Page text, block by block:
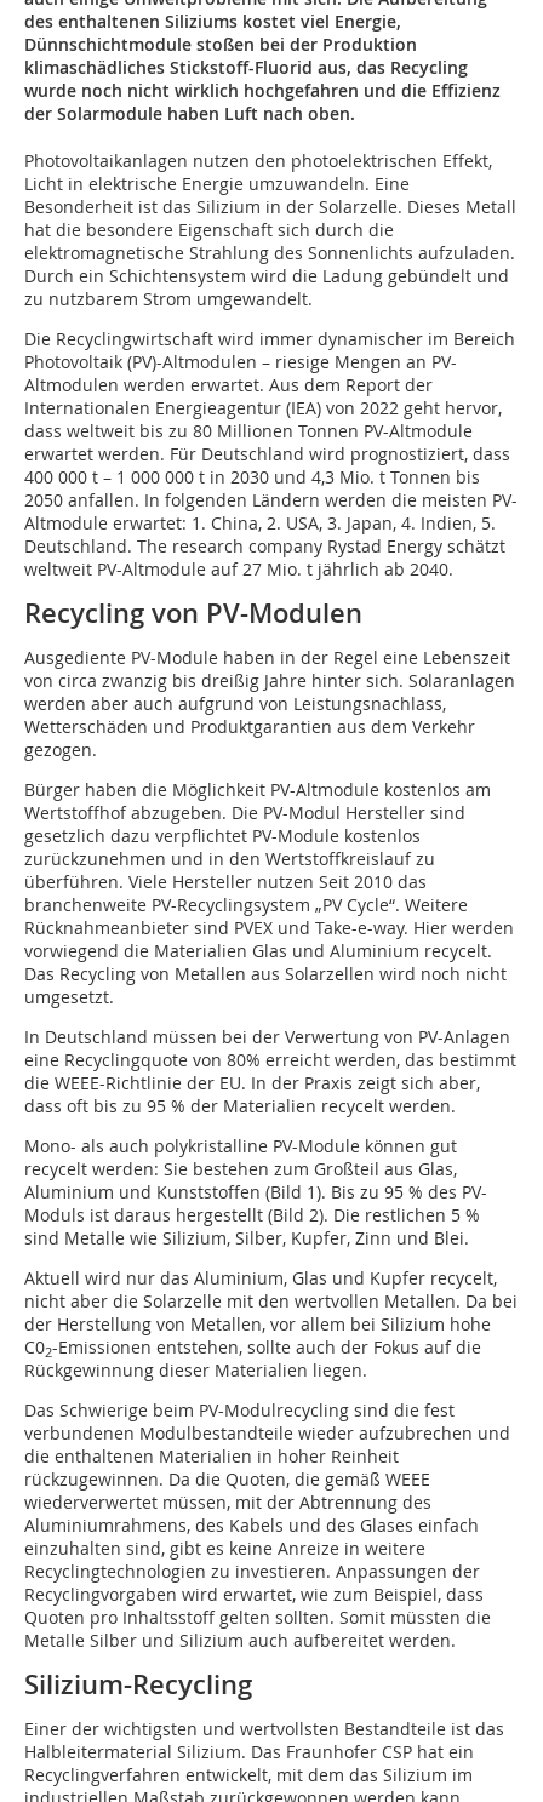
des enthaltenen Siliziums kostet viel Energie,
Dünnschichtmodule stoßen bei der Produktion
klimaschädliches Stickstoff-Fluorid aus, das Recycling
wurde noch nicht wirklich hochgefahren und die Effizienz
der Solarmodule haben Luft nach oben.
Photovoltaikanlagen nutzen den photoelektrischen Effekt,
Licht in elektrische Energie umzuwandeln. Eine
Besonderheit ist das Silizium in der Solarzelle. Dieses Metall
hat die besondere Eigenschaft sich durch die
elektromagnetische Strahlung des Sonnenlichts aufzuladen.
Durch ein Schichtensystem wird die Ladung gebündelt und
zu nutzbarem Strom umgewandelt.
Die Recyclingwirtschaft wird immer dynamischer im Bereich
Photovoltaik (PV)-Altmodulen – riesige Mengen an PV-
Altmodulen werden erwartet. Aus dem Report der
Internationalen Energieagentur (IEA) von 2022 geht hervor,
dass weltweit bis zu 80 Millionen Tonnen PV-Altmodule
erwartet werden. Für Deutschland wird prognostiziert, dass
400 000 t – 1 000 000 t in 2030 und 4,3 Mio. t Tonnen bis
2050 anfallen. In folgenden Ländern werden die meisten PV-
Altmodule erwartet: 1. China, 2. USA, 3. Japan, 4. Indien, 5.
Deutschland. The research company Rystad Energy schätzt
weltweit PV-Altmodule auf 27 Mio. t jährlich ab 2040.
Recycling von PV-Modulen
Ausgediente PV-Module haben in der Regel eine Lebenszeit
von circa zwanzig bis dreißig Jahre hinter sich. Solaranlagen
werden aber auch aufgrund von Leistungsnachlass,
Wetterschäden und Produktgarantien aus dem Verkehr
gezogen.
Bürger haben die Möglichkeit PV-Altmodule kostenlos am
Wertstoffhof abzugeben. Die PV-Modul Hersteller sind
gesetzlich dazu verpflichtet PV-Module kostenlos
zurückzunehmen und in den Wertstoffkreislauf zu
überführen. Viele Hersteller nutzen Seit 2010 das
branchenweite PV-Recyclingsystem „PV Cycle“. Weitere
Rücknahmeanbieter sind PVEX und Take-e-way. Hier werden
vorwiegend die Materialien Glas und Aluminium recycelt.
Das Recycling von Metallen aus Solarzellen wird noch nicht
umgesetzt.
In Deutschland müssen bei der Verwertung von PV-Anlagen
eine Recyclingquote von 80% erreicht werden, das bestimmt
die WEEE-Richtlinie der EU. In der Praxis zeigt sich aber,
dass oft bis zu 95 % der Materialien recycelt werden.
Mono- als auch polykristalline PV-Module können gut
recycelt werden: Sie bestehen zum Großteil aus Glas,
Aluminium und Kunststoffen (Bild 1). Bis zu 95 % des PV-
Moduls ist daraus hergestellt (Bild 2). Die restlichen 5 %
sind Metalle wie Silizium, Silber, Kupfer, Zinn und Blei.
Aktuell wird nur das Aluminium, Glas und Kupfer recycelt,
nicht aber die Solarzelle mit den wertvollen Metallen. Da bei
der Herstellung von Metallen, vor allem bei Silizium hohe
C02-Emissionen entstehen, sollte auch der Fokus auf die
Rückgewinnung dieser Materialien liegen.
Das Schwierige beim PV-Modulrecycling sind die fest
verbundenen Modulbestandteile wieder aufzubrechen und
die enthaltenen Materialien in hoher Reinheit
rückzugewinnen. Da die Quoten, die gemäß WEEE
wiederverwertet müssen, mit der Abtrennung des
Aluminiumrahmens, des Kabels und des Glases einfach
einzuhalten sind, gibt es keine Anreize in weitere
Recyclingtechnologien zu investieren. Anpassungen der
Recyclingvorgaben wird erwartet, wie zum Beispiel, dass
Quoten pro Inhaltsstoff gelten sollten. Somit müssten die
Metalle Silber und Silizium auch aufbereitet werden.
Silizium-Recycling
Einer der wichtigsten und wertvollsten Bestandteile ist das
Halbleitermaterial Silizium. Das Fraunhofer CSP hat ein
Recyclingverfahren entwickelt, mit dem das Silizium im